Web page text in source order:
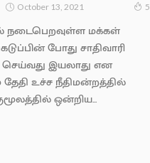
October 13, 2021
நடைபெறவுள்ள மக்கள்
போது சாதிவாரி
இயலாது என
உச்ச நீதிமன்றத்தில்
ஒன்றிய...